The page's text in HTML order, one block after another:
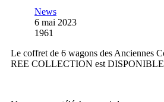
News
6 mai 2023
1961
Le coffret de 6 wagons des Anciennes
REE COLLECTION est DISPONIBLE